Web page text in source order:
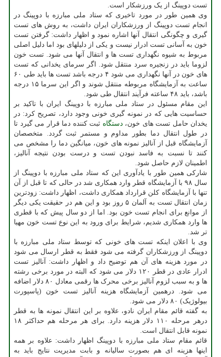
تست دوپینگ از یک ورزشکار است.
وی همین طور در مورد تاخیری که ستاد ملی مبارزه با دوپینگ در
انجام تست دوپینگ از ورزشکاران ایران داشت، به روش های تست
گیری و چگونگی انتقال آنها اشاره نمود و اظهار داشت: گرفتن تست
خون به آسانی تست ادرار نیست و یکی از دلیلهای بود اما دلیل اصلی
مربوط به شیوه نگهداری تست ها و انتقال آنها می شود. تست خون
لزوما باید در زنجیره سرد منتقل شود. اگر سرمای یخدانی که تست
های خون در آنها نگهداری می شود ۴ درجه باشد تست ها باید طی ۶۰
ساعت به آزمایشگاه مربوطه منتقل شوند و اگر این سرما ۱۵ درجه
باشد، باید ۴۸ ساعته فرآیند انتقال طی شود.
این مقام مسئول در ستاد ملی مبارزه با دوپینگ ایران با تاکید بر
حساسیت هایی که در نمونه گیری خونی وجود دارد، تصریح کرد: در
یخدان حامل تست های خون،دستگاه ثبت کننده دما قرار می گیرد تا
در طول انتقال دما بطور مداوم و مستمر ثبت گردد. متخصصان
آزمایشگاه قبل از آنالیز نمونه های خون، میانگین دما را مشخص می
کنند تا نسبت به فاسد نبودن تست و درست بودن نتیجه آنالیز،
اطمینان لازم حاصل شود.
شارکی همین طور با یادآوری این که ستاد ملی مبارزه با دوپینگ از
سال ۹۸ با آزمایشگاه قطر وارد همکاری شد در حالی که تا قبل از آن
تنها با آزمایشگاه کلن قرارداد همکاری داشت، اظهار داشت: زودترین
زمان انتقال تست به آلمان ۵ روز بود و این هم در حقیقت یکی دیگر
از موانع برای انجام تست خون بود. اما از دو سال پیش که با قطری
ها وارد همکاری شدیم، شرایط برای ورود به این نوع تست خون مهیا
تر شد.
وی با اعلان اینکه تست های خونی که توسط ستاد ملی مبارزه با
دوپینگ از ورزشکاران گرفته می شود فقط به قطر ارسال می شود
در مورد هزینه های آن هم توضیح داد و اظهار داشت: آنالیز تست
ادرار عادی در قطر ۱۲۰ دلار می شود که البته در مورد برخی رشته
ها و به سبب لزوم آنالیز برخی محرک ها رقمی معادل ۸۰ دلار اضافه
می شود. درهمین آزمایشگاه هزینه آنالیز تست خون (پاسپورت
بیولوژیک) ۸۰ دلار می شود.
به گفته قائم مقام ایران نادو، علاوه بر این انتقال نمونه ها به قطر
درهر مرحله ۱۱۰ دلار هزینه دارد. برای هر مرحله هم حداکثر ۱۸
نمونه قابل انتقال است.
قائم مقام ستاد ملی مبارزه با دوپینگ اظهار داشت: علاوه بر همه
اینها هزینه ای هم بصورت سالیانه و بابت مدیریت نتایج باید به